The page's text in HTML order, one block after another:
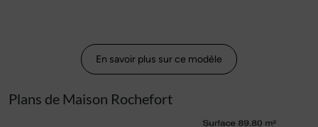
En savoir plus sur ce modèle
Plans de Maison Rochefort